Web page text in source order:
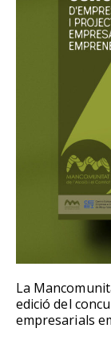
La
edició del
empresarials